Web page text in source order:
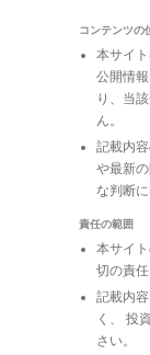
コンテンツの
本サイ
公開情
り、当
ん。
記載内
や最新
な判断
責任の範囲
本サイ
切の責任
記載内
く、 投
さい。